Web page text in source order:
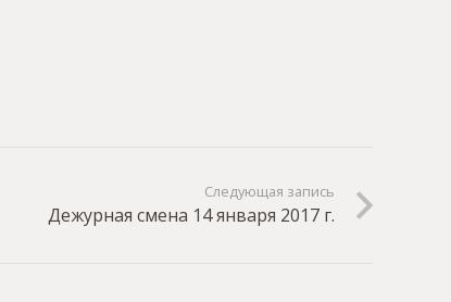
Следующая запись
Дежурная смена 14 января 2017 г.